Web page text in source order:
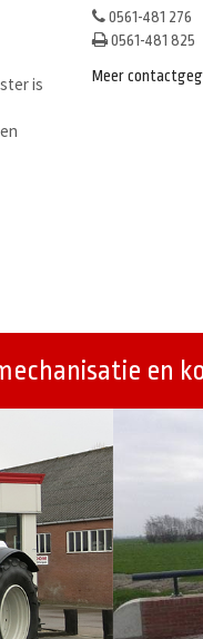
is
0561-481 276
0561-481 825
Meer
en